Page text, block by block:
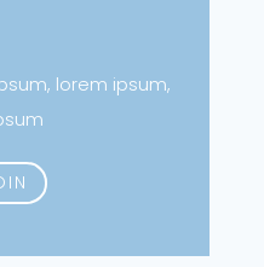
lorem ipsum,